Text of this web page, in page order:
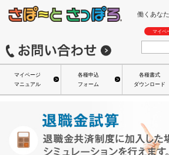
働くあな
マイペ
マイページ
マニュアル
各種申込
フォーム
各種書式
ダウンロード